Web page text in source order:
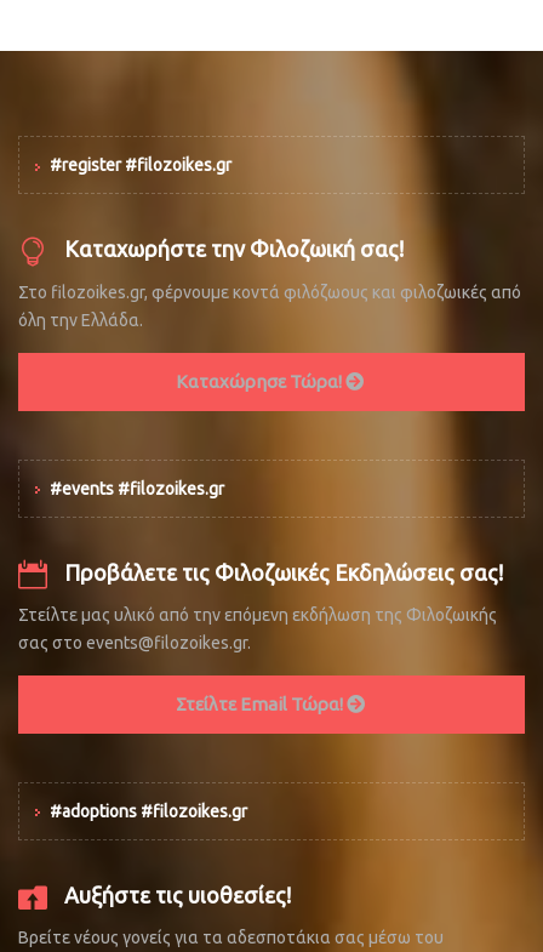
#register #filozoikes.gr
Καταχωρήστε την Φιλοζωική σας!
Στο filozoikes.gr, φέρνουμε κοντά φιλόζωους και φιλοζωικές από
όλη την Ελλάδα.
Καταχώρησε Τώρα!
#events #filozoikes.gr
Προβάλετε τις Φιλοζωικές Εκδηλώσεις σας!
Στείλτε μας υλικό από την επόμενη εκδήλωση της Φιλοζωικής
σας στο events@filozoikes.gr.
Στείλτε Email Τώρα!
#adoptions #filozoikes.gr
Αυξήστε τις υιοθεσίες!
Βρείτε νέους γονείς για τα αδεσποτάκια σας μέσω του